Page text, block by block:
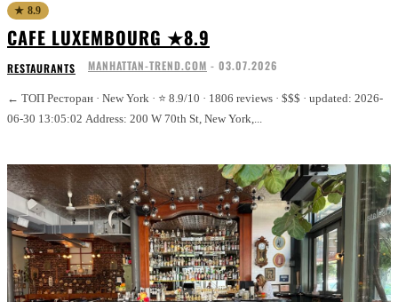
★ 8.9
CAFE LUXEMBOURG ★8.9
RESTAURANTS MANHATTAN-TREND.COM - 03.07.2026
← ТОП Ресторан · New York · ⭐ 8.9/10 · 1806 reviews · $$$ · updated: 2026-
06-30 13:05:02 Address: 200 W 70th St, New York,...